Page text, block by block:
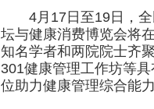
4月17日至19日，全
坛与健康消费博览会将
知名学者和两院院士齐
301健康管理工作坊等
位助力健康管理综合能